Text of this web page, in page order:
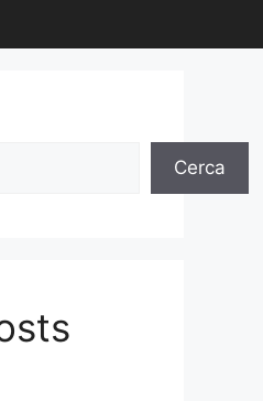
Cerca